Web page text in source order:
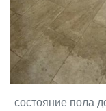
состояние пола